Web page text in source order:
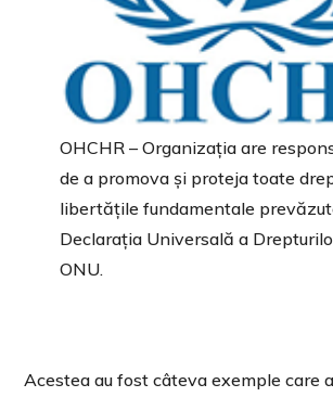
OHCHR – Organizația are
de a promova și proteja toate
libertățile fundamentale
Declarația Universală a
ONU.
Acestea au fost câteva exemple care